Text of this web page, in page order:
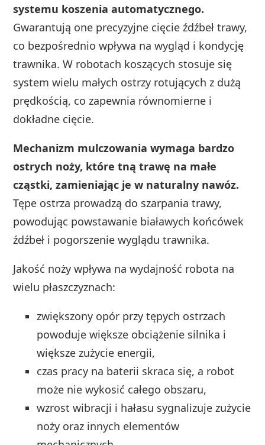
systemu koszenia automatycznego.
Gwarantują one precyzyjne cięcie źdźbeł trawy,
co bezpośrednio wpływa na wygląd i kondycję
trawnika. W robotach koszących stosuje się
system wielu małych ostrzy rotujących z dużą
prędkością, co zapewnia równomierne i
dokładne cięcie.
Mechanizm mulczowania wymaga bardzo
ostrych noży, które tną trawę na małe
cząstki, zamieniając je w naturalny nawóz.
Tępe ostrza prowadzą do szarpania trawy,
powodując powstawanie białawych końcówek
źdźbeł i pogorszenie wyglądu trawnika.
Jakość noży wpływa na wydajność robota na
wielu płaszczyznach:
zwiększony opór przy tępych ostrzach
powoduje większe obciążenie silnika i
większe zużycie energii,
czas pracy na baterii skraca się, a robot
może nie wykosić całego obszaru,
wzrost wibracji i hałasu sygnalizuje zużycie
noży oraz innych elementów